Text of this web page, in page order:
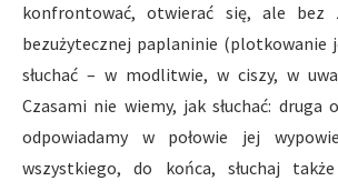
konfrontować, otwierać się, ale bez
bezużytecznej paplaninie (plotkowanie
słuchać – w modlitwie, w ciszy, w
Czasami nie wiemy, jak słuchać: druga
odpowiadamy w połowie jej
wszystkiego, do końca, słuchaj